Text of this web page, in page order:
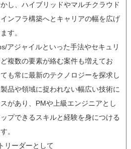
し、ハイブリッドやマルチクラウド
ンフラ構築へとキャリアの幅を広げ
す。
アジャイルといった手法やセキュリ
複数の要素が絡む案件も増えてお
も常に最新のテクノロジーを探求し
品や領域に捉われない幅広い技術に
があり、PMや上級エンジニアとし
プできるスキルと経験を身につける
。
リーダーとして